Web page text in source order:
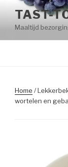
inhoud
springen
TAST-
Maaltijd
Home /
wortelen en